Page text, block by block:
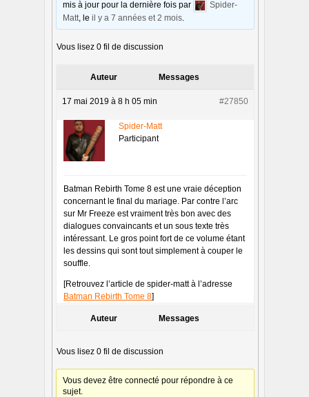
mis à jour pour la dernière fois par
Spider-
Matt , leil y a 7 années et 2 mois
Vous lisez 0 fil de discussion
Auteur Messages
17 mai 2019 à 8 h 05 min #27850
Spider-Matt
Participant
Batman Rebirth Tome 8 est une vraie déception
concernant le final du mariage. Par contre l’arc
sur Mr Freeze est vraiment très bon avec des
dialogues convaincants et un sous texte très
intéressant. Le gros point fort de ce volume étant
les dessins qui sont tout simplement à couper le
souffle.
[Retrouvez l’article de spider-matt à l’adresse
Batman Rebirth Tome 8]
Auteur Messages
Vous lisez 0 fil de discussion
Vous devez être connecté pour répondre à ce
sujet.